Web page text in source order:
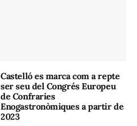
Castelló es marca com a repte
ser seu del Congrés Europeu
de Confraries
Enogastronòmiques a partir de
2023